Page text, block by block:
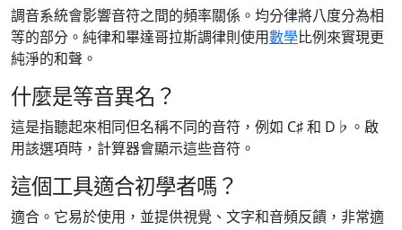
調音系統會影響音符之間的頻率關係。均分律將八度分為相
等的部分。純律和畢達哥拉斯調律則使用數學比例來實現更
純淨的和聲。
什麼是等音異名？
這是指聽起來相同但名稱不同的音符，例如 C♯ 和 D♭。啟
用該選項時，計算器會顯示這些音符。
這個工具適合初學者嗎？
適合。它易於使用，並提供視覺、文字和音頻反饋，非常適